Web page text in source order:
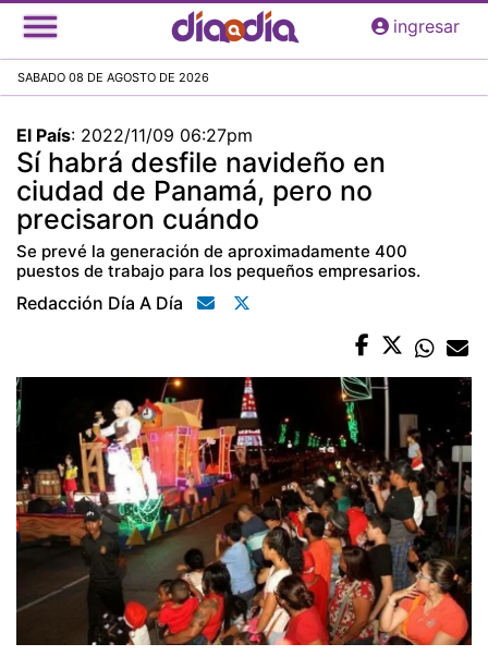
Pasar
al
principal
ingresar
SABADO 08 DE AGOSTO DE 2026
El País: 2022/11/09 06:27pm
Sí habrá desfile navideño en
ciudad de Panamá, pero no
precisaron cuándo
Se prevé la generación de aproximadamente 400
puestos de trabajo para los pequeños empresarios.
Redacción Día A Día